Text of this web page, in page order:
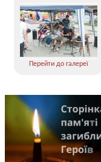
Перейти до галереї